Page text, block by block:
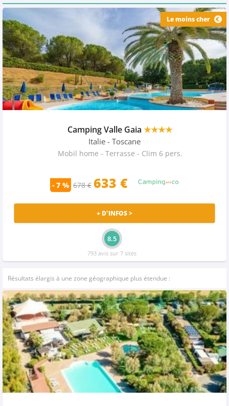
Le moins cher
Camping Valle Gaia ★★★★
Italie - Toscane
Mobil home - Terrasse - Clim 6 pers.
- 7 % 678 € 633 €
+ D'INFOS >
8.5
793 avis sur 7 sites
Résultats élargis à une zone géographique plus étendue :